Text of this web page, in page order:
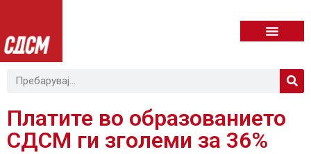
Платите во образованието
СДСМ ги зголеми за 36%